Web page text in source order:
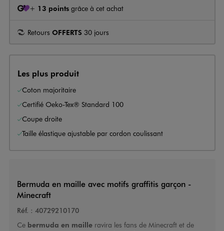
+ 13 points grâce à cet achat
Retours OFFERTS 30 jours
Les plus produit
Coton majoritaire
Certifié Oeko-Tex® Standard 100
Coupe droite
Taille élastique ajustable par cordon coulissant
Bermuda en maille avec motifs graffitis garçon -
Minecraft
Réf. : 40729210170
Ce bermuda en mailleravira les fans de Minecraft et de